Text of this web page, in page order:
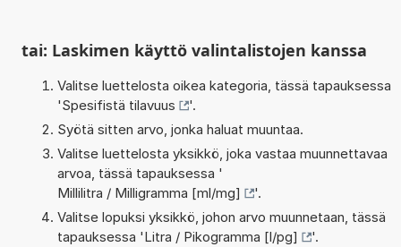
tai: Laskimen käyttö valintalistojen kanssa
Valitse luettelosta oikea kategoria, tässä tapauksessa
'Spesifistä tilavuus
'.
Syötä sitten arvo, jonka haluat muuntaa.
Valitse luettelosta yksikkö, joka vastaa muunnettavaa
arvoa, tässä tapauksessa '
Millilitra / Milligramma [ml/mg]
'.
Valitse lopuksi yksikkö, johon arvo muunnetaan, tässä
tapauksessa 'Litra / Pikogramma [l/pg] '.